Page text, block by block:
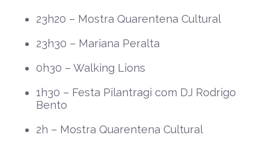
23h20 – Mostra Quarentena Cultural
23h30 – Mariana Peralta
0h30 – Walking Lions
1h30 – Festa Pilantragi com DJ Rodrigo
Bento
2h – Mostra Quarentena Cultural